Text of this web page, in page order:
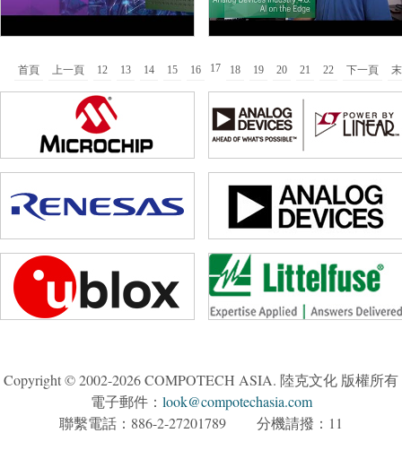
首頁 上一頁 12 13 14 15 16 17 18 19 20 21 22 下一頁
Copyright © 2002-2026 COMPOTECH ASIA. 陸克文化 版權所有
電子郵件： look@compotechasia.com
聯繫電話：886-2-27201789 分機請撥：11